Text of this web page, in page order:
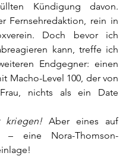
Kündigung davon.
Fernsehredaktion, rein in
Doch bevor ich
kann, treffe ich
Endgegner: einen
Macho-Level 100, der von
nichts als ein Date
kriegen! Aber eines auf
eine Nora-Thomson-